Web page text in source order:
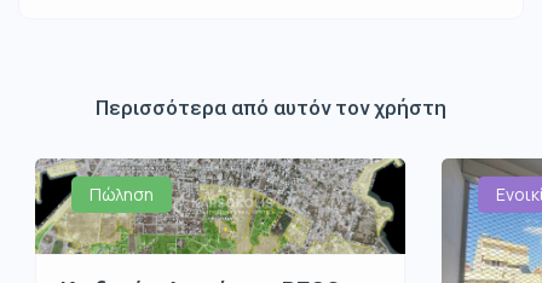
Περισσότερα από αυτόν τον χρήστη
Πώληση